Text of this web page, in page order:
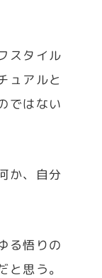
スタイル
ュアルと
ではない
か、自分
る悟りの
思う。